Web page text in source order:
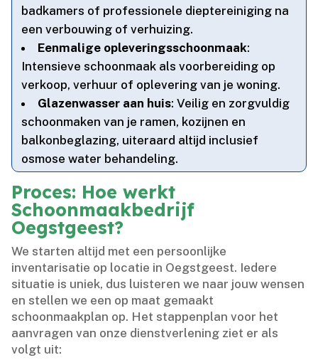
badkamers of professionele dieptereiniging na
een verbouwing of verhuizing.​
Eenmalige opleveringsschoonmaak:
Intensieve schoonmaak als voorbereiding op
verkoop, verhuur of oplevering van je woning.​
Glazenwasser aan huis: Veilig en zorgvuldig
schoonmaken van je ramen, kozijnen en
balkonbeglazing, uiteraard altijd inclusief
osmose water behandeling.​
Proces: Hoe werkt
Schoonmaakbedrijf
Oegstgeest?
We starten altijd met een persoonlijke
inventarisatie op locatie in Oegstgeest.​ Iedere
situatie is uniek, dus luisteren we naar jouw wensen
en stellen we een op maat gemaakt
schoonmaakplan op.​ Het stappenplan voor het
aanvragen van onze dienstverlening ziet er als
volgt uit: